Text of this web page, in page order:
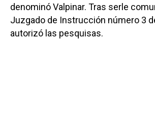
denominó Valpinar. Tras serle
Juzgado de Instrucción número 3
autorizó las pesquisas.